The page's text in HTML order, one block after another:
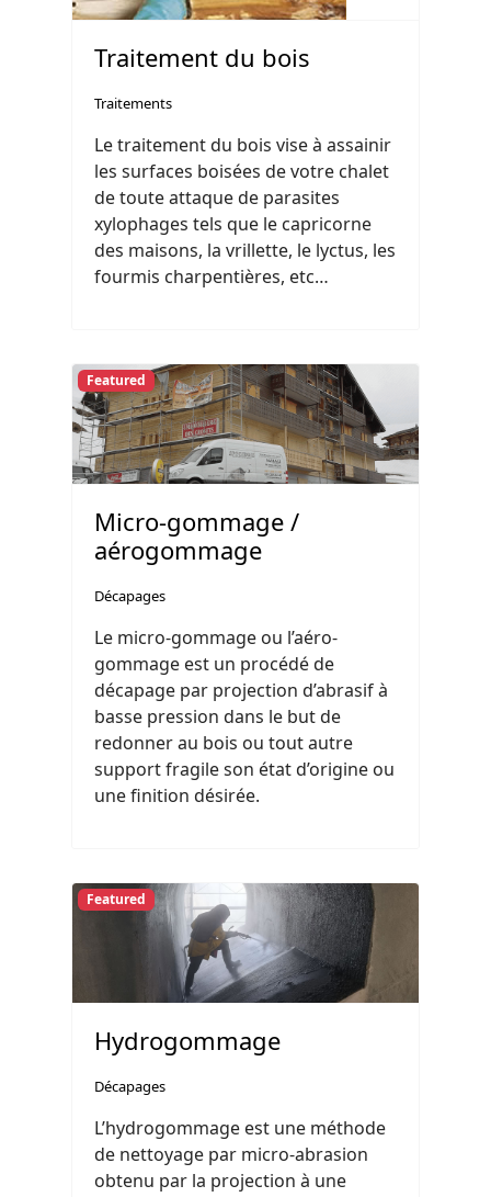
Traitement du bois
Traitements
Le traitement du bois vise à assainir
les surfaces boisées de votre chalet
de toute attaque de parasites
xylophages tels que le capricorne
des maisons, la vrillette, le lyctus, les
fourmis charpentières, etc…
Featured
Micro-gommage /
aérogommage
Décapages
Le micro-gommage ou l’aéro-
gommage est un procédé de
décapage par projection d’abrasif à
basse pression dans le but de
redonner au bois ou tout autre
support fragile son état d’origine ou
une finition désirée.
Featured
Hydrogommage
Décapages
L’hydrogommage est une méthode
de nettoyage par micro-abrasion
obtenu par la projection à une